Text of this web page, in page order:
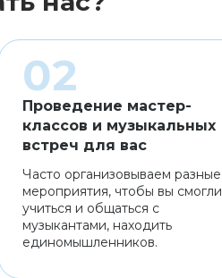
Проведение мастер-
классов и музыкальных
встреч для вас
Часто организовываем разные
мероприятия, чтобы вы смогли
учиться и общаться с
музыкантами, находить
единомышленников.